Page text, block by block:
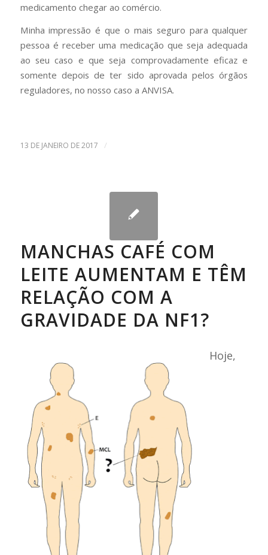
medicamento chegar ao comércio.
Minha impressão é que o mais seguro para qualquer
pessoa é receber uma medicação que seja adequada
ao seu caso e que seja comprovadamente eficaz e
somente depois de ter sido aprovada pelos órgãos
reguladores, no nosso caso a ANVISA.
13 DE JANEIRO DE 2017 /
MANCHAS CAFÉ COM
LEITE AUMENTAM E TÊM
RELAÇÃO COM A
GRAVIDADE DA NF1?
Hoje,